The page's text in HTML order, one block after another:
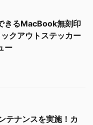
きるMacBook無刻印
クアウトステッカー
ー
テナンスを実施！カ